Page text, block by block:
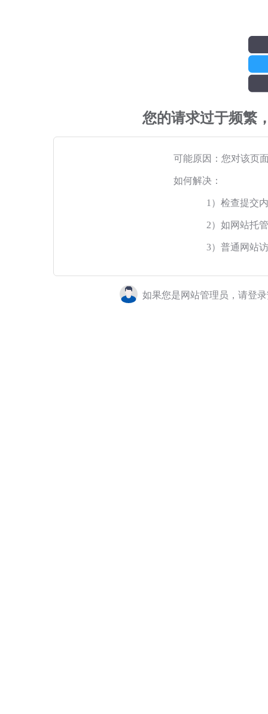
您的请求过于频繁
可能原因：您对该页
如何解决：
1）检查提交
2）如网站托
3）普通网站
如果您是网站管理员，请登